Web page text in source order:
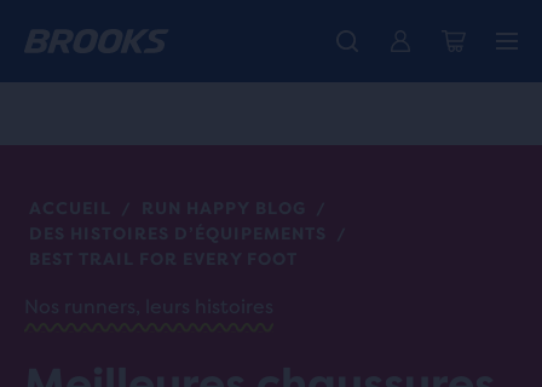
La toute nouvelle Ghost Amp est là - Acheter Femme Homme
Découvre la nouvelle collection Cascadia - Acheter maintenant
Expéditions gratuites sur les achats de plus de CHF 100